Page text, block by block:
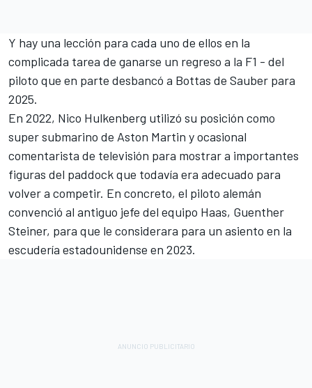
Y hay una lección para cada uno de ellos en la
complicada tarea de ganarse un regreso a la F1 - del
piloto que en parte desbancó a Bottas de Sauber para
2025.
En 2022, Nico Hulkenberg utilizó su posición como
super submarino de Aston Martin y ocasional
comentarista de televisión para mostrar a importantes
figuras del paddock que todavía era adecuado para
volver a competir. En concreto, el piloto alemán
convenció al antiguo jefe del equipo Haas, Guenther
Steiner, para que le considerara para un asiento en la
escudería estadounidense en 2023.